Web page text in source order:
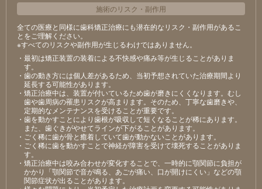
施術のリスク ・ 副作用
全ての医療と同様に歯科矯正治療にも潜在的なリスク・副作用があるこ
とをご理解ください。
※すべてのリスクや副作用が生じるわけではありません。
・最初は矯正装置の装着による不快感や痛み等が生じることがありま
す。
・歯の動き方には個人差があるため、当初予想されていた治療期間より
延長する可能性があります。
・矯正治療中は、装置が付いているため歯が磨きにくくなります。むし
歯や歯周病の罹患リスクが高まります。そのため、丁寧な歯磨きや、
定期的なメンテナンスを受けることが重要です。
・歯を動かすことにより歯根が吸収して短くなることが稀にあります。
また、歯ぐきがやせてラインが下がることがあります。
・ごく稀に歯が骨と癒着していて歯が動かないことがあります。
・ごく稀に歯を動かすことで神経が障害を受けて壊死することがありま
す。
・矯正治療中は咬み合わせが変化することで、一時的に顎関節に負担が
かかり「顎関節で音が鳴る、あごが痛い、口が開けにくい」などの顎
関節症状が出ることがあります。